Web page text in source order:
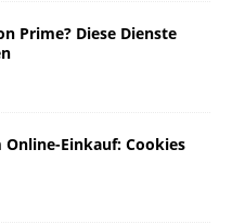
Prime? Diese Dienste
Online-Einkauf: Cookies